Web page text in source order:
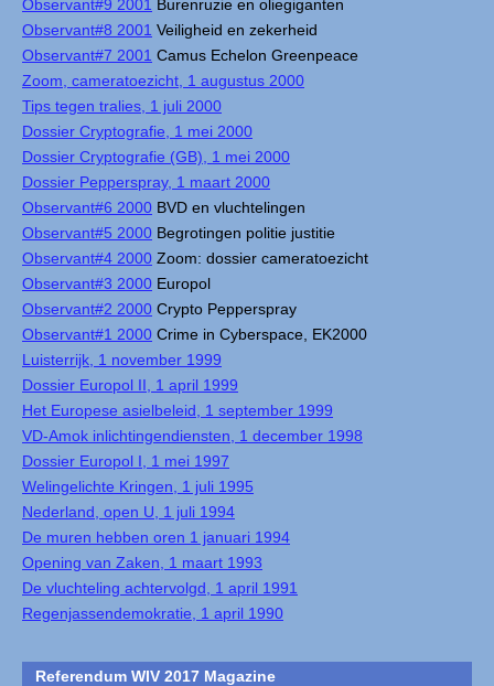
Observant#9 2001 Burenruzie en oliegiganten
Observant#8 2001 Veiligheid en zekerheid
Observant#7 2001 Camus Echelon Greenpeace
Zoom, cameratoezicht, 1 augustus 2000
Tips tegen tralies, 1 juli 2000
Dossier Cryptografie, 1 mei 2000
Dossier Cryptografie (GB), 1 mei 2000
Dossier Pepperspray, 1 maart 2000
Observant#6 2000 BVD en vluchtelingen
Observant#5 2000 Begrotingen politie justitie
Observant#4 2000 Zoom: dossier cameratoezicht
Observant#3 2000 Europol
Observant#2 2000 Crypto Pepperspray
Observant#1 2000 Crime in Cyberspace, EK2000
Luisterrijk, 1 november 1999
Dossier Europol II, 1 april 1999
Het Europese asielbeleid, 1 september 1999
VD-Amok inlichtingendiensten, 1 december 1998
Dossier Europol I, 1 mei 1997
Welingelichte Kringen, 1 juli 1995
Nederland, open U, 1 juli 1994
De muren hebben oren 1 januari 1994
Opening van Zaken, 1 maart 1993
De vluchteling achtervolgd, 1 april 1991
Regenjassendemokratie, 1 april 1990
Referendum WIV 2017 Magazine